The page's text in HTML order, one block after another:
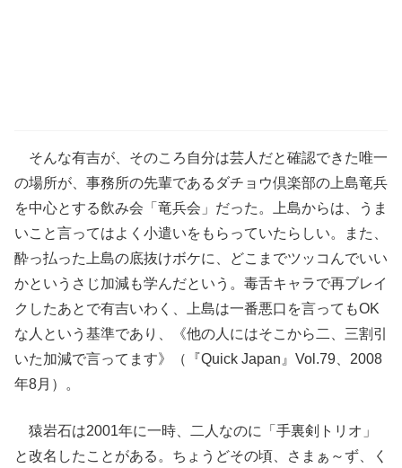
そんな有吉が、そのころ自分は芸人だと確認できた唯一
の場所が、事務所の先輩であるダチョウ倶楽部の上島竜兵
を中心とする飲み会「竜兵会」だった。上島からは、うま
いこと言ってはよく小遣いをもらっていたらしい。また、
酔っ払った上島の底抜けボケに、どこまでツッコんでいい
かというさじ加減も学んだという。毒舌キャラで再ブレイ
クしたあとで有吉いわく、上島は一番悪口を言ってもOK
な人という基準であり、《他の人にはそこから二、三割引
いた加減で言ってます》（『Quick Japan』Vol.79、2008
年8月）。
猿岩石は2001年に一時、二人なのに「手裏剣トリオ」
と改名したことがある。ちょうどその頃、さまぁ～ず、く